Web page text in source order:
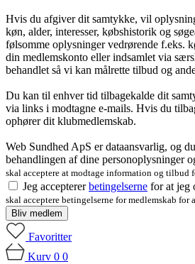
Hvis du afgiver dit samtykke, vil
køn, alder, interesser, købshistorik og
følsomme oplysninger vedrørende f.eks.
din medlemskonto eller indsamlet via
behandlet så vi kan målrette tilbud og
Du kan til enhver tid tilbagekalde dit
via links i modtagne e-mails. Hvis du
ophører dit klubmedlemskab.
Web Sundhed ApS er dataansvarlig, og
behandlingen af dine personoplysninger
skal acceptere at modtage information og tilbud
Jeg acceptererbetingelserne for at jeg
skal acceptere betingelserne for medlemskab for
Bliv medlem
Favoritter
Kurv 0 0